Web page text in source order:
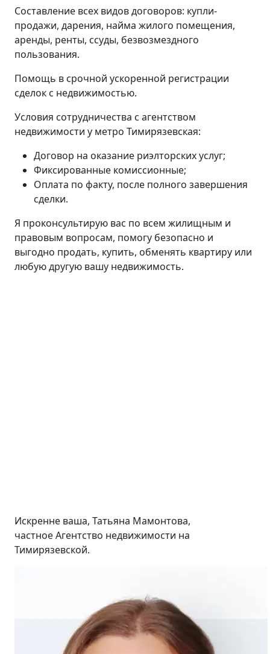
Составление всех видов договоров: купли-
продажи, дарения, найма жилого помещения,
аренды, ренты, ссуды, безвозмездного
пользования.
Помощь в срочной ускоренной регистрации
сделок с недвижимостью.
Условия сотрудничества с агентством
недвижимости у метро Тимирязевская:
Договор на оказание риэлторских услуг;
Фиксированные комиссионные;
Оплата по факту, после полного завершения
сделки.
Я проконсультирую вас по всем жилищным и
правовым вопросам, помогу безопасно и
выгодно продать, купить, обменять квартиру или
любую другую вашу недвижимость.
Искренне ваша, Татьяна Мамонтова,
частное Агентство недвижимости на
Тимирязевской.